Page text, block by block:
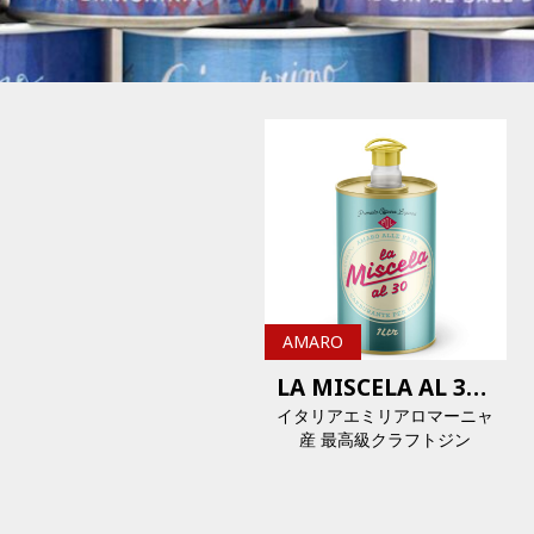
AMARO
LA MISCELA AL 30 AMARO
イタリアエミリアロマーニャ
産 最高級クラフトジン